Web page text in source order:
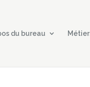
du bureau